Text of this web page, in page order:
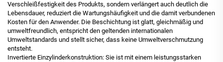
Verschleißfestigkeit des Produkts, sondern verlängert auch deutlich die
Lebensdauer, reduziert die Wartungshäufigkeit und die damit verbundenen
Kosten für den Anwender. Die Beschichtung ist glatt, gleichmäßig und
umweltfreundlich, entspricht den geltenden internationalen
Umweltstandards und stellt sicher, dass keine Umweltverschmutzung
entsteht.
Invertierte Einzylinderkonstruktion: Sie ist mit einem leistungsstarken